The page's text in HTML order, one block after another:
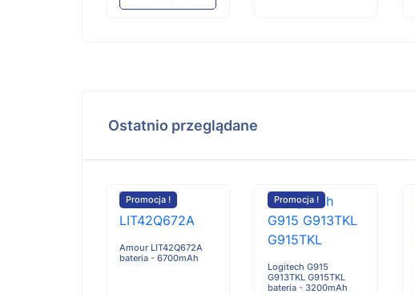
Ostatnio przeglądane
Promocja !
Amour LIT42Q672A
bateria - 6700mAh
Promocja !
Logitech G915
G913TKL G915TKL
bateria - 3200mAh